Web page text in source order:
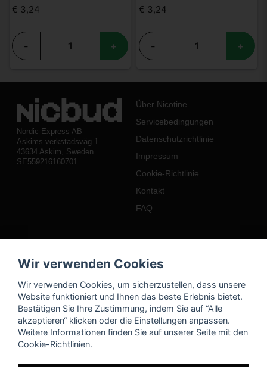
€ 3,24
- +
€ 3,24
- +
Nordic Express AB
Askims verkstadsväg 1
43634 Askim, Sweden
SE559216160701
Über Nicotine
Servicebedingungen
Datenschutzrichtlinie
Impressum
Cookie-Richtlinie
Kontakt
FAQ
Mein Konto
Registrieren
Passwort vergessen?
Wir verwenden Cookies
Wir verwenden Cookies, um sicherzustellen, dass unsere
Website funktioniert und Ihnen das beste Erlebnis bietet.
Bestätigen Sie Ihre Zustimmung, indem Sie auf “Alle
akzeptieren“ klicken oder die Einstellungen anpassen.
Weitere Informationen finden Sie auf unserer Seite mit den
Cookie-Richtlinien.